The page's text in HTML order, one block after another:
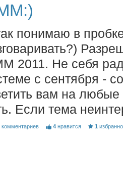
понимаю в
2011. Не себя
с сентября -
вам на
Если тема
комментариев 4 нравится 1